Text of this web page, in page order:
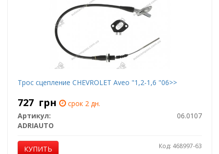
Трос сцепление CHEVROLET Aveo "1,2-1,6 "06>>
727 грн
срок 2 дн.
Артикул:
06.0107
ADRIAUTO
КУПИТЬ Код: 468997-63